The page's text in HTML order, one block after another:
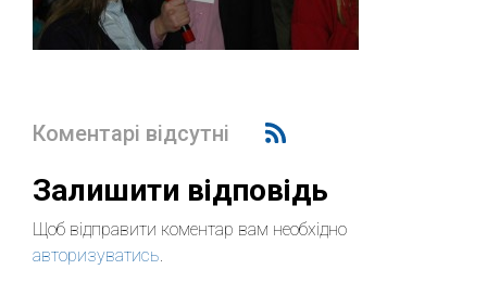
Коментарі відсутні
Залишити відповідь
Щоб відправити коментар вам необхідно
авторизуватись.